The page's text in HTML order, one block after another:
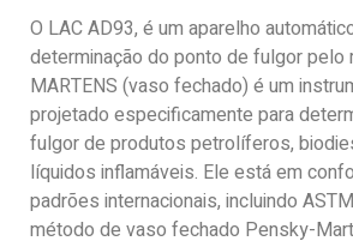
O LAC AD93, é um aparelho
determinação do ponto de fulgor pelo
MARTENS (vaso fechado) é um
projetado especificamente para
fulgor de produtos petrolíferos,
líquidos inflamáveis. Ele está em
padrões internacionais, incluindo
método de vaso fechado Pensky-